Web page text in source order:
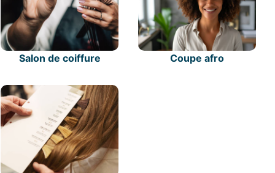
Salon de coiffure Coupe afro